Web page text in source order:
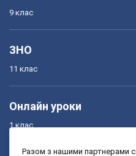
9 клас
ЗНО
11 клас
Онлайн уроки
1 клас
Разом з нашими партнерами